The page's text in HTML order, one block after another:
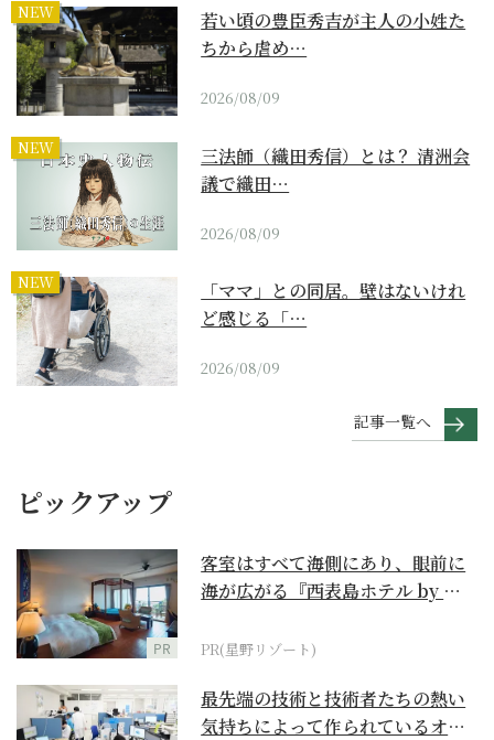
NEW
若い頃の豊臣秀吉が主人の小姓た
ちから虐め…
2026/08/09
NEW
三法師（織田秀信）とは？ 清洲会
議で織田…
2026/08/09
NEW
「ママ」との同居。壁はないけれ
ど感じる「…
2026/08/09
記事一覧へ
ピックアップ
PR
客室はすべて海側にあり、眼前に
海が広がる『西表島ホテル by 星
PR(星野リゾート)
最先端の技術と技術者たちの熱い
気持ちによって作られているオー